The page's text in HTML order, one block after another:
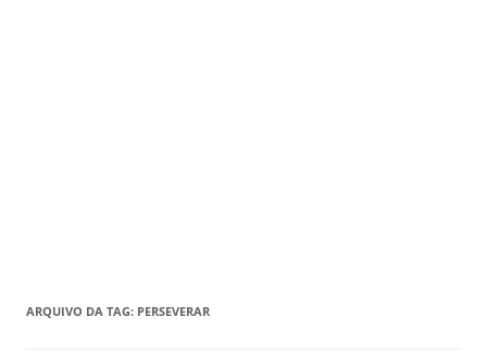
ARQUIVO DA TAG: PERSEVERAR